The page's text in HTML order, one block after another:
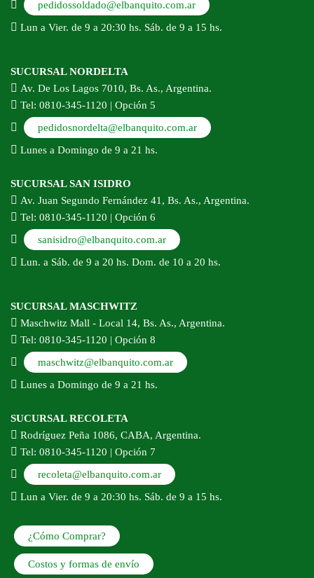
pedidossoldado@elbanquito.com.ar
Lun a Vier. de 9 a 20:30 hs. Sáb. de 9 a 15 hs.
SUCURSAL NORDELTA
Av. De Los Lagos 7010, Bs. As., Argentina.
Tel: 0810-345-1120 | Opción 5
pedidosnordelta@elbanquito.com.ar
Lunes a Domingo de 9 a 21 hs.
SUCURSAL SAN ISIDRO
Av. Juan Segundo Fernández 41, Bs. As., Argentina.
Tel: 0810-345-1120 | Opción 6
sanisidro@elbanquito.com.ar
Lun. a Sáb. de 9 a 20 hs. Dom. de 10 a 20 hs.
SUCURSAL MASCHWITZ
Maschwitz Mall - Local 14, Bs. As., Argentina.
Tel: 0810-345-1120 | Opción 8
maschwitz@elbanquito.com.ar
Lunes a Domingo de 9 a 21 hs.
SUCURSAL RECOLETA
Rodríguez Peña 1086, CABA, Argentina.
Tel: 0810-345-1120 | Opción 7
recoleta@elbanquito.com.ar
Lun a Vier. de 9 a 20:30 hs. Sáb. de 9 a 15 hs.
¿Cómo Comprar?
Costos y formas de envío